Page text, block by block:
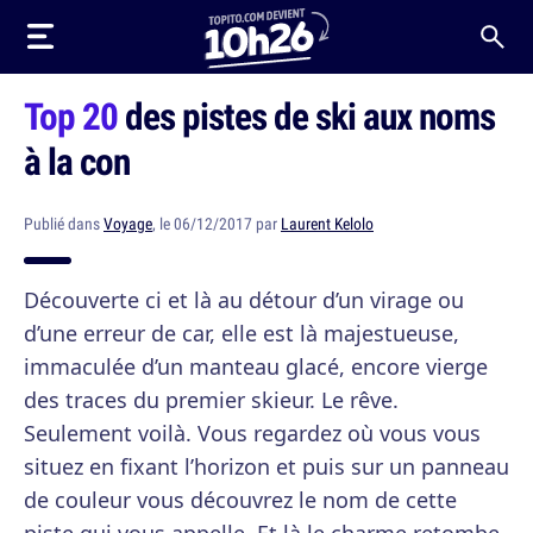
Top 20des pistes de ski aux noms
à la con
Publié dansVoyage, le 06/12/2017 par Laurent Kelolo
Découverte ci et là au détour d’un virage ou
d’une erreur de car, elle est là majestueuse,
immaculée d’un manteau glacé, encore vierge
des traces du premier skieur. Le rêve.
Seulement voilà. Vous regardez où vous vous
situez en fixant l’horizon et puis sur un panneau
de couleur vous découvrez le nom de cette